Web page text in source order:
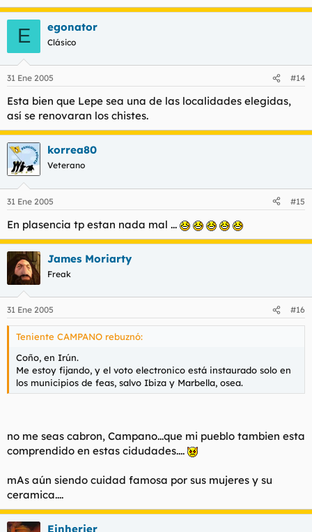
E egonator
Clásico
31 Ene 2005 #14
Esta bien que Lepe sea una de las localidades elegidas,
así se renovaran los chistes.
korrea80
Veterano
31 Ene 2005 #15
En plasencia tp estan nada mal ...
James Moriarty
Freak
31 Ene 2005 #16
Teniente CAMPANO rebuznó:
Coño, en Irún.
Me estoy fijando, y el voto electronico está instaurado solo en
los municipios de feas, salvo Ibiza y Marbella, osea.
no me seas cabron, Campano...que mi pueblo tambien esta
comprendido en estas cidudades....
mAs aún siendo cuidad famosa por sus mujeres y su
ceramica....
Einherjer